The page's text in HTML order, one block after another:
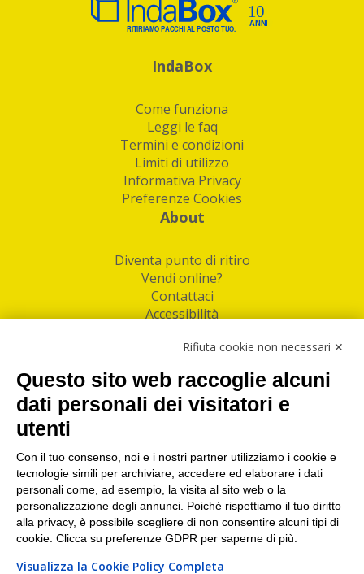
IndaBox
Come funziona
Leggi le faq
Termini e condizioni
Limiti di utilizzo
Informativa Privacy
Preferenze Cookies
About
Diventa punto di ritiro
Vendi online?
Contattaci
Accessibilità
Facebook
Linkedin
I nostri punti di ritiro e spedizione pacchi nelle
maggiori città italiane
Torino|Milano|Roma|Bologna|Firenze| Genova
Napoli|Varese
Rifiuta cookie non necessari ✕
Questo sito web raccoglie alcuni
dati personali dei visitatori e
utenti
Con il tuo consenso, noi e i nostri partner utilizziamo i cookie e
tecnologie simili per archiviare, accedere ed elaborare i dati
personali come, ad esempio, la visita al sito web o la
personalizzazione degli annunci. Poiché rispettiamo il tuo diritto
alla privacy, è possibile scegliere di non consentire alcuni tipi di
cookie. Clicca su preferenze GDPR per saperne di più.
Visualizza la Cookie Policy Completa